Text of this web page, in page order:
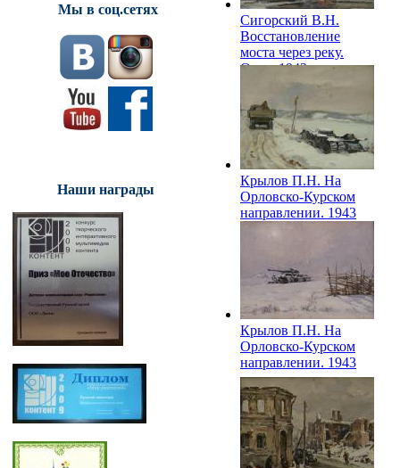
Мы в соц.сетях
Наши награды
Сигорский В.Н.
Восстановление
моста через реку.
Орел. 1943
Крылов П.Н. На
Орловско-Курском
направлении. 1943
Крылов П.Н. На
Орловско-Курском
направлении. 1943